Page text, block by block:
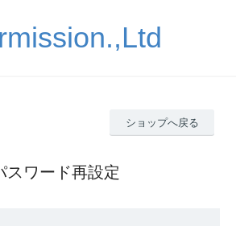
ショップへ戻る
スワード再設定